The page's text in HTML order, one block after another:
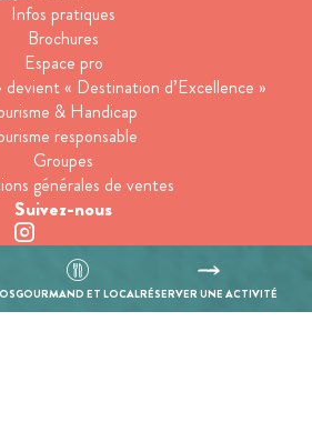
GOURMAND ET LOCALRÉSERVER UNE ACTIVITÉ
Infos pratiques
Brochures
Espace pro
devient « Destination d’Excellence »
& Handicap
responsable
Groupes
générales de ventes
Suivez-nous
vous à notre newsletter